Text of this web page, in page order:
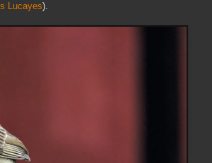
Lucayes).